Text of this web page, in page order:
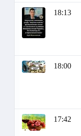
18:13
18:00
17:42